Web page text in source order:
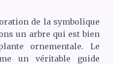
de la symbolique
un arbre qui est bien
ornementale. Le
un véritable guide